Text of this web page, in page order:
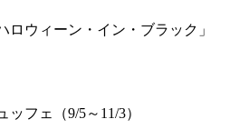
ロウィーン・イン・ブラック」
フェ（9/5～11/3）